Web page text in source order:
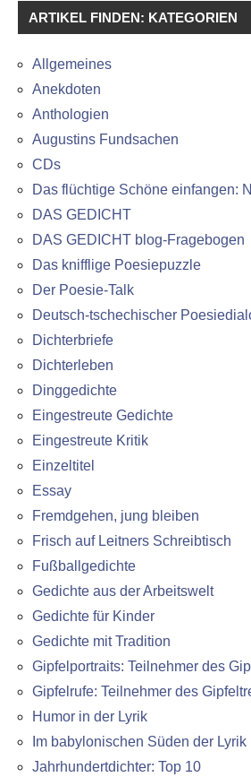
ARTIKEL FINDEN: KATEGORIEN
Allgemeines
Anekdoten
Anthologien
Augustins Fundsachen
CDs
Das flüchtige Schöne einfangen:
DAS GEDICHT
DAS GEDICHT blog-Fragebogen
Das knifflige Poesiepuzzle
Der Poesie-Talk
Deutsch-tschechischer
Dichterbriefe
Dichterleben
Dinggedichte
Eingestreute Gedichte
Eingestreute Kritik
Einzeltitel
Essay
Fremdgehen, jung bleiben
Frisch auf Leitners Schreibtisch
Fußballgedichte
Gedichte aus der Arbeitswelt
Gedichte für Kinder
Gedichte mit Tradition
Gipfelportraits: Teilnehmer des
Gipfelrufe: Teilnehmer des
Humor in der Lyrik
Im babylonischen Süden der Lyrik
Jahrhundertdichter: Top 10